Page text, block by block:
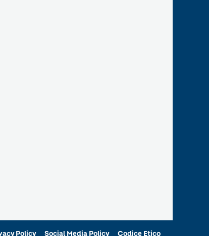
Policy Social Media Policy Codice Etico